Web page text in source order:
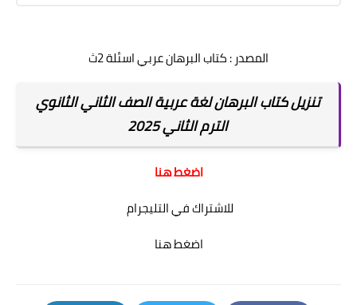
المصدر : كتاب البرهان عربي اسئلة 2ث
تنزيل كتاب البرهان لغة عربية الصف الثاني الثانوي
الترم الثاني 2025
اضغط هنا
للاشتراك في التليجرام
اضغط هنا